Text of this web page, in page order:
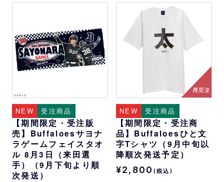
NEW 受注商品
【期間限定・受注販
売】Buffaloesサヨナ
ラゲームフェイスタオ
ル 8月3日（来田選
手）（9月下旬より順
次発送）
NEW 受注商品
【期間限定・受注商
品】Buffaloesひと文
字Tシャツ（9月中旬以
降順次発送予定）
¥2,800 (税込)